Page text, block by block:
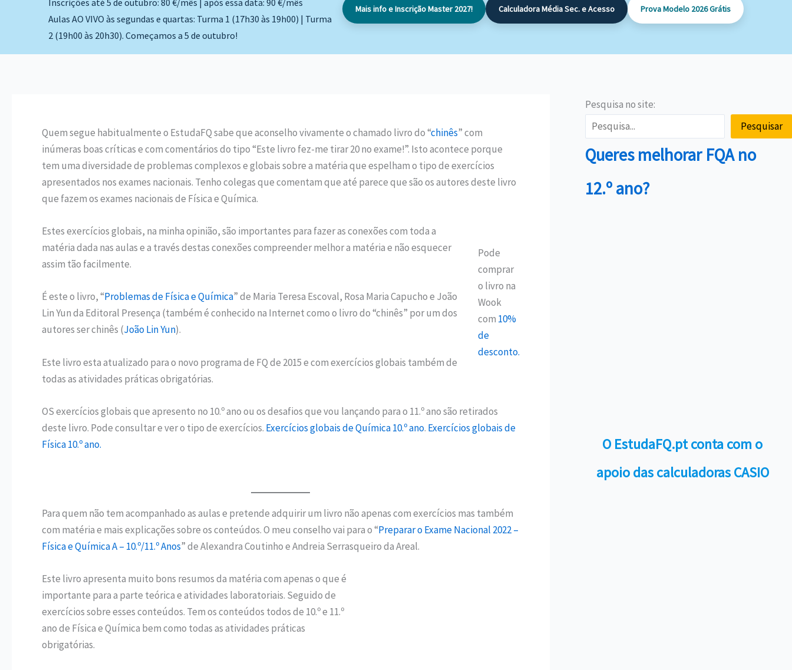
Inscrições até 5 de outubro: 80 €/mês | após essa data: 90 €/mês
Aulas AO VIVO às segundas e quartas: Turma 1 (17h30 às 19h00) | Turma
2 (19h00 às 20h30). Começamos a 5 de outubro!
Mais info e Inscrição Master 2027! Calculadora Média Sec. e Acesso Prova Modelo 2026 Grátis
Quem segue habitualmente o EstudaFQ sabe que aconselho vivamente o chamado livro do “chinês” com
inúmeras boas críticas e com comentários do tipo “Este livro fez-me tirar 20 no exame!”. Isto acontece porque
tem uma diversidade de problemas complexos e globais sobre a matéria que espelham o tipo de exercícios
apresentados nos exames nacionais. Tenho colegas que comentam que até parece que são os autores deste livro
que fazem os exames nacionais de Física e Química.
Pode
comprar
o livro na
Wook
com 10%
de
desconto.
Estes exercícios globais, na minha opinião, são importantes para fazer as conexões com toda a
matéria dada nas aulas e a través destas conexões compreender melhor a matéria e não esquecer
assim tão facilmente.
É este o livro, “Problemas de Física e Química” de Maria Teresa Escoval, Rosa Maria Capucho e João
Lin Yun da Editoral Presença (também é conhecido na Internet como o livro do “chinês” por um dos
autores ser chinês (João Lin Yun).
Este livro esta atualizado para o novo programa de FQ de 2015 e com exercícios globais também de
todas as atividades práticas obrigatórias.
OS exercícios globais que apresento no 10.º ano ou os desafios que vou lançando para o 11.º ano são retirados
deste livro. Pode consultar e ver o tipo de exercícios. Exercícios globais de Química 10.º ano. Exercícios globais de
Física 10.º ano.
Para quem não tem acompanhado as aulas e pretende adquirir um livro não apenas com exercícios mas também
com matéria e mais explicações sobre os conteúdos. O meu conselho vai para o “Preparar o Exame Nacional 2022 –
Física e Química A – 10.º/11.º Anos” de Alexandra Coutinho e Andreia Serrasqueiro da Areal.
Este livro apresenta muito bons resumos da matéria com apenas o que é
importante para a parte teórica e atividades laboratoriais. Seguido de
exercícios sobre esses conteúdos. Tem os conteúdos todos de 10.º e 11.º
ano de Física e Química bem como todas as atividades práticas
obrigatórias.
Pesquisa no site:
Pesquisar
Queres melhorar FQA no
12.º ano?
O EstudaFQ.pt conta com o
apoio das calculadoras CASIO